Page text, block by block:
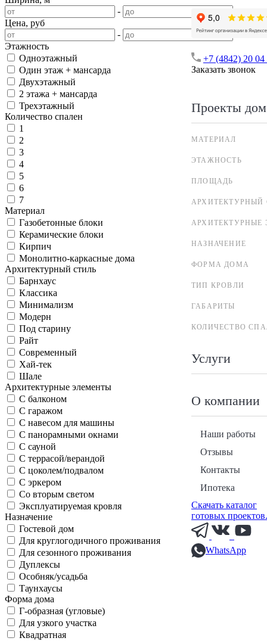
+7 (4842) 20 04
Заказать звонок
Проекты
МАТЕРИАЛ
ЭТАЖНОСТЬ
ПЛОЩАДЬ
АРХИТЕКТУРНЫЙ
АРХИТЕКТУРНЫЕ
НАЗНАЧЕНИЕ
ФОРМА ДОМА
ТИП КРОВЛИ
ГАБАРИТЫ
КОЛИЧЕСТВО
Услуги
О компании
Наши работы
Отзывы
Контакты
Ипотека
Скачать каталог
готовых
WhatsApp
-
Цена, руб
-
Этажность
Одноэтажный
Один этаж + мансарда
Двухэтажный
2 этажа + мансарда
Трехэтажный
Количество спален
1
2
3
4
5
6
7
Материал
Газобетонные блоки
Керамические блоки
Кирпич
Монолитно-каркасные дома
Архитектурный стиль
Барнхаус
Классика
Минимализм
Модерн
Под старину
Райт
Современный
Хай-тек
Шале
Архитектурные элементы
С балконом
С гаражом
С навесом для машины
С панорамными окнами
С сауной
С террасой/верандой
С цоколем/подвалом
С эркером
Со вторым светом
Эксплуатируемая кровля
Назначение
Гостевой дом
Для круглогодичного проживания
Для сезонного проживания
Дуплексы
Особняк/усадьба
Таунхаусы
Форма дома
Г-образная (угловые)
Для узкого участка
Квадратная